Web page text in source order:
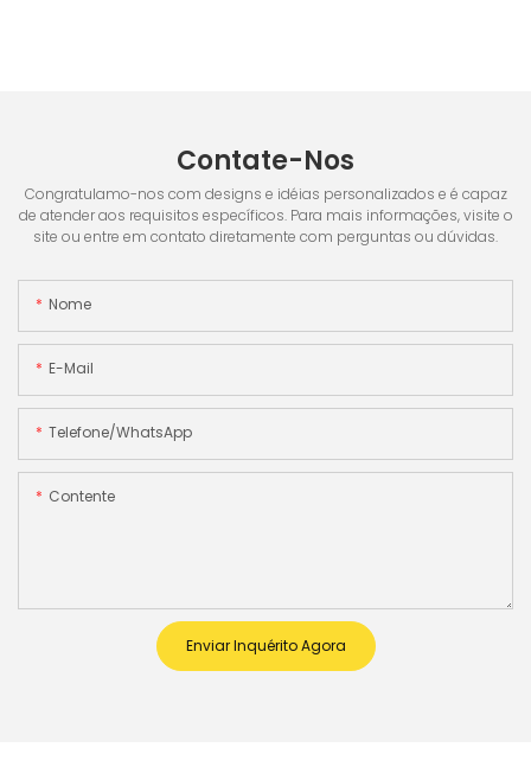
Contate-Nos
Congratulamo-nos com designs e idéias personalizados e é capaz
de atender aos requisitos específicos. Para mais informações, visite o
site ou entre em contato diretamente com perguntas ou dúvidas.
Nome
E-Mail
Telefone/WhatsApp
Contente
Enviar Inquérito Agora